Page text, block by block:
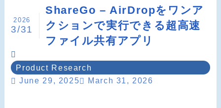
ShareGo – AirDropをワンア
クションで実行できる超高速
ファイル共有アプリ
2026
3/31
Product Research
June 29, 2025
March 31, 2026